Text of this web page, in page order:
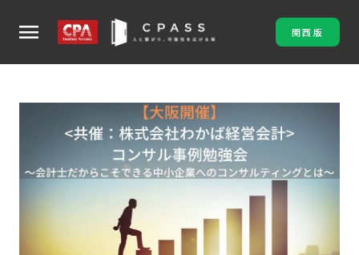
menu 関西版